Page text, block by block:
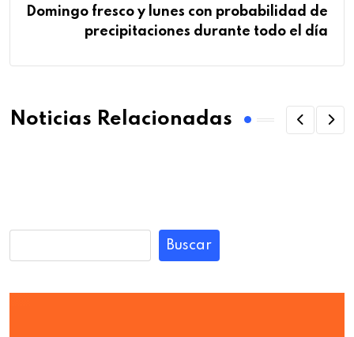
Domingo fresco y lunes con probabilidad de
precipitaciones durante todo el día
Noticias Relacionadas
Buscar